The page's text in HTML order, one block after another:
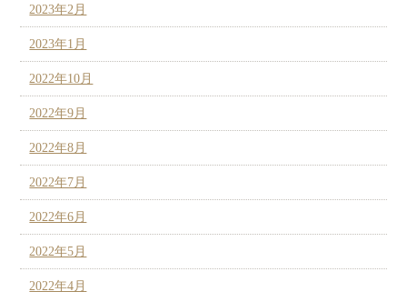
2023年2月
2023年1月
2022年10月
2022年9月
2022年8月
2022年7月
2022年6月
2022年5月
2022年4月